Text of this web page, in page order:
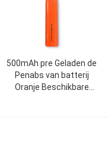
500mAh pre Geladen de
Penabs van batterij
Oranje Beschikbare